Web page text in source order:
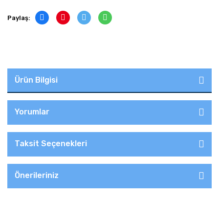
Paylaş:
Ürün Bilgisi
Yorumlar
Taksit Seçenekleri
Önerileriniz